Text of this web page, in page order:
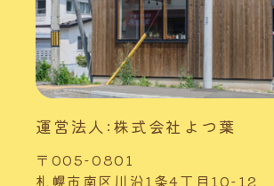
運営法人:株式会社よつ葉
〒005-0801
札幌市南区川沿1条4丁目10-12